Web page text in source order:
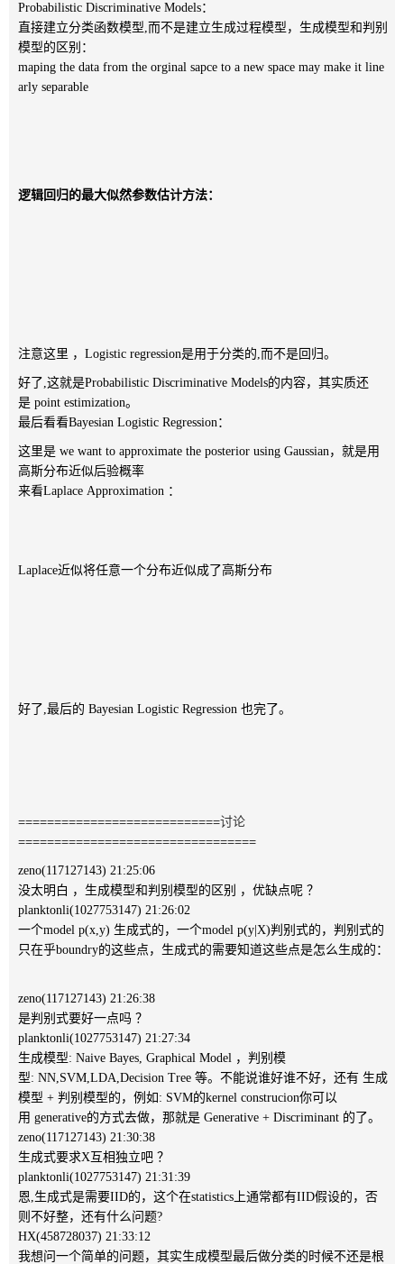
Probabilistic Discriminative Models：
直接建立分类函数模型,而不是建立生成过程模型，生成模型和判别
模型的区别：
maping the data from the orginal sapce to a new space may make it line
arly separable
逻辑回归的最大似然参数估计方法：
注意这里 ，Logistic regression是用于分类的,而不是回归。
好了,这就是Probabilistic Discriminative Models的内容，其实质还
是 point estimization。
最后看看Bayesian Logistic Regression：
这里是 we want to approximate the posterior using Gaussian，就是用
高斯分布近似后验概率
来看Laplace Approximation ：
Laplace近似将任意一个分布近似成了高斯分布
好了,最后的 Bayesian Logistic Regression 也完了。
============================讨论
=================================
zeno(117127143) 21:25:06
没太明白 ，生成模型和判别模型的区别 ，优缺点呢 ？
planktonli(1027753147) 21:26:02
一个model p(x,y) 生成式的，一个model p(y|X)判别式的，判别式的
只在乎boundry的这些点，生成式的需要知道这些点是怎么生成的：
zeno(117127143) 21:26:38
是判别式要好一点吗 ？
planktonli(1027753147) 21:27:34
生成模型: Naive Bayes, Graphical Model ，判别模
型: NN,SVM,LDA,Decision Tree 等。不能说谁好谁不好，还有 生成
模型 + 判别模型的，例如: SVM的kernel construcion你可以
用 generative的方式去做，那就是 Generative + Discriminant 的了。
zeno(117127143) 21:30:38
生成式要求X互相独立吧 ？
planktonli(1027753147) 21:31:39
恩,生成式是需要IID的，这个在statistics上通常都有IID假设的，否
则不好整，还有什么问题?
HX(458728037) 21:33:12
我想问一个简单的问题，其实生成模型最后做分类的时候不还是根